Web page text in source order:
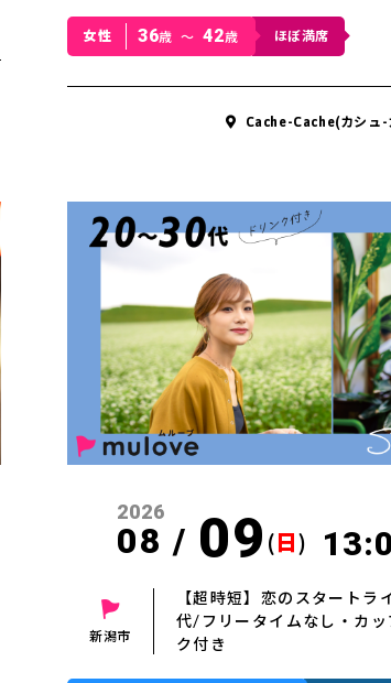
女性 36歳 〜42歳 ほぼ満席
Cache-Cache(カシュ-
2026
08 / 09 ( 日 )
新潟市
【超時短】恋のスタート
代/フリータイムなし・カ
ク付き